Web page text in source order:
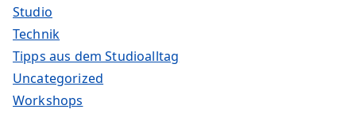
Studio
Technik
Tipps aus dem Studioalltag
Uncategorized
Workshops